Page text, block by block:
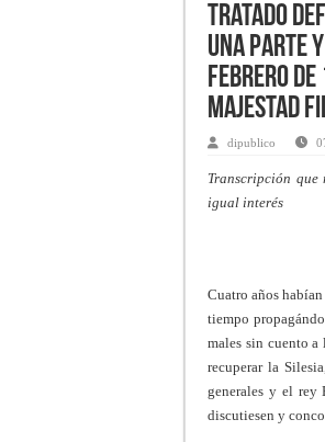
Tratado
una parte
febrero de
Majestad
dipublico
Transcripción
igual interés
Cuatro años
tiempo
males sin cuento a
recuperar la
generales y el rey
discutiesen y